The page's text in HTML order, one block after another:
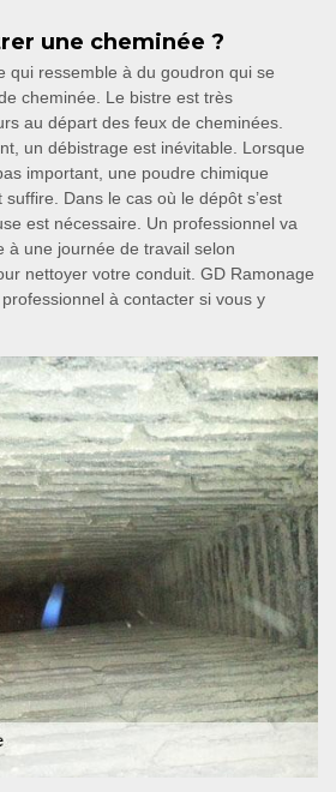
une cheminée ?
qui ressemble à du goudron qui se
cheminée. Le bistre est très
au départ des feux de cheminées.
un débistrage est inévitable. Lorsque
important, une poudre chimique
Dans le cas où le dépôt s’est
est nécessaire. Un professionnel va
à une journée de travail selon
nettoyer votre conduit. GD Ramonage
à contacter si vous y